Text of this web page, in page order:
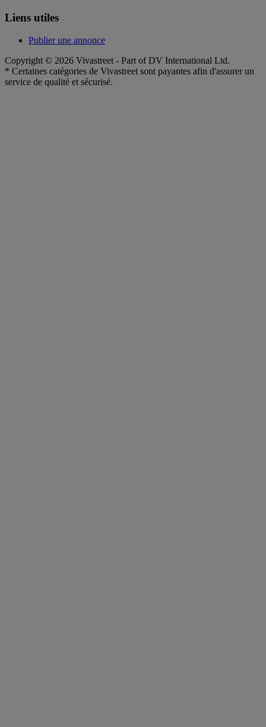
Liens utiles
Publier une annonce
Copyright © 2026 Vivastreet - Part of DV International Ltd.
* Certaines catégories de Vivastreet sont payantes afin d'assurer un
service de qualité et sécurisé.